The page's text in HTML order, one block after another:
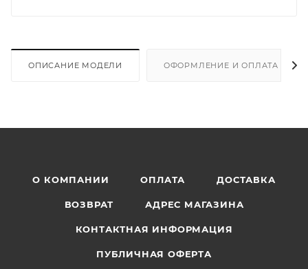
ОПИСАНИЕ МОДЕЛИ ОФОРМЛЕНИЕ И ОПЛАТА
О КОМПАНИИ ОПЛАТА ДОСТАВКА
ВОЗВРАТ АДРЕС МАГАЗИНА
КОНТАКТНАЯ ИНФОРМАЦИЯ
ПУБЛИЧНАЯ ОФЕРТА